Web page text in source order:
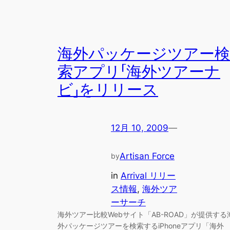
海外パッケージツアー検
索アプリ「海外ツアーナ
ビ」をリリース
12月 10, 2009—
byArtisan Force
in Arrival リリー
ス情報, 海外ツア
ーサーチ
海外ツアー比較Webサイト「AB-ROAD」が提供する
外パッケージツアーを検索するiPhoneアプリ「海外